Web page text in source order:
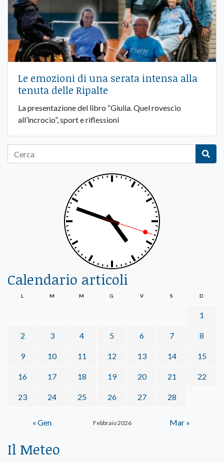
Le emozioni di una serata intensa alla
tenuta delle Ripalte
La presentazione del libro “Giulia. Quel rovescio
all’incrocio”, sport e riflessioni
Calendario articoli
Febbraio 2026
L M M G V S D
1
2 3 4 5 6 7 8
9 10 11 12 13 14 15
16 17 18 19 20 21 22
23 24 25 26 27 28
« Gen Mar »
Il Meteo